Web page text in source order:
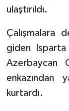
ulaştırıldı.
Çalışmalara
giden
Azerbaycan
enkazından
kurtardı.